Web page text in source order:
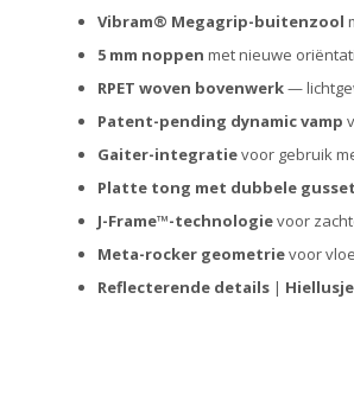
Vibram® Megagrip-buitenzool
5 mm noppen met nieuwe
RPET woven bovenwerk—
Patent-pending dynamic vamp
Gaiter-integratievoor gebruik
Platte tong met dubbele gusset
J-Frame™-technologievoor
Meta-rocker geometrievoor
Reflecterende details | Hiellusje